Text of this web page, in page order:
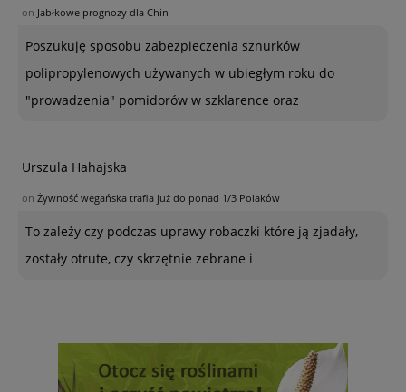
on Jabłkowe prognozy dla Chin
Poszukuję sposobu zabezpieczenia sznurków
polipropylenowych używanych w ubiegłym roku do
"prowadzenia" pomidorów w szklarence oraz
Urszula Hahajska
on Żywność wegańska trafia już do ponad 1/3 Polaków
To zależy czy podczas uprawy robaczki które ją zjadały,
zostały otrute, czy skrzętnie zebrane i